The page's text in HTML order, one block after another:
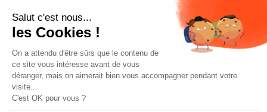
Guide des tailles All Mountain
Cartes Cadeaux
Last Chance
ÉQUIPEMENT
Tout l'Équipement
Casques
Fixations
Bâtons